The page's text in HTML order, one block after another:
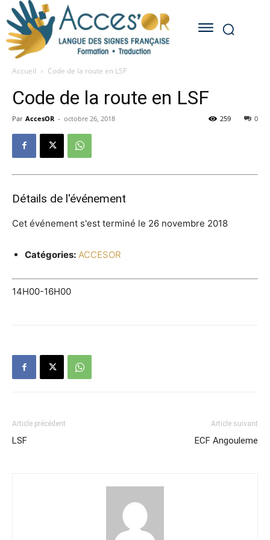
Accueil Code de la route en LSF
Code de la route en LSF
Par AccesOR - octobre 26, 2018 0
259
Détails de l'événement
Cet événement s'est terminé le 26 novembre 2018
Catégories: ACCESOR
14H00-16H00
Article précédent
LSF
Article suivant
ECF Angouleme